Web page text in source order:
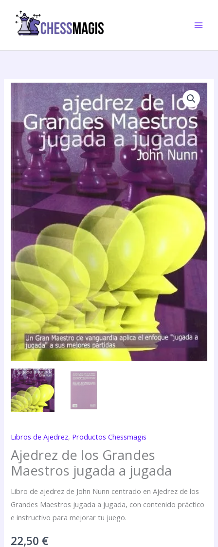
contenido
Libros de Ajedrez, Productos Chessmagis
Ajedrez de los Grandes
Maestros jugada a jugada
Libro de ajedrez de John Nunn centrado en Ajedrez de los
Grandes Maestros jugada a jugada, con contenido práctico
e instructivo para mejorar tu juego.
22,50 €
Ajedrez
los
Grandes
Maestros
jugada
jugada
cantidad
Grandes
Maestros
jugada
a